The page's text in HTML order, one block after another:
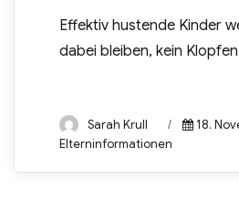
Effektiv hustende Kinder
dabei bleiben, kein
Author
Sarah Krull
Posted
18.
Elterninformationen